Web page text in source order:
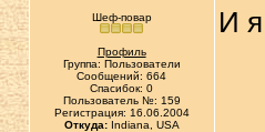
Шеф-повар
Профиль
Группа: Пользователи
Сообщений: 664
Спасибок: 0
Пользователь №: 159
Регистрация: 16.06.2004
Откуда:Indiana, USA
И